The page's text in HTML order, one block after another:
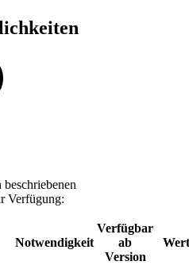
Verfügung:
Notwendigkeit
Verfügbar
ab
Version